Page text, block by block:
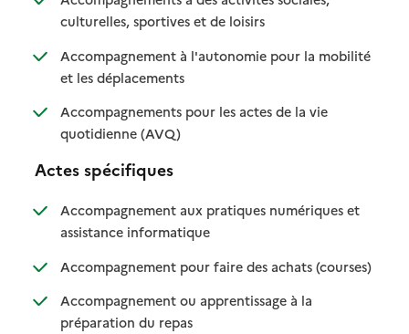
culturelles, sportives et de loisirs: disponible
: non disponible
Accompagnement à l'autonomie pour la mobilité
et les déplacements: disponible
: non disponible
Accompagnements pour les actes de la vie
quotidienne (AVQ): disponible
: non disponible
Actes spécifiques
Accompagnement aux pratiques numériques et
assistance informatique: disponible
: non disponible
Accompagnement pour faire des achats (courses)
:
: non
Accompagnement ou apprentissage à la
préparation du repas: disponible
: non disponible